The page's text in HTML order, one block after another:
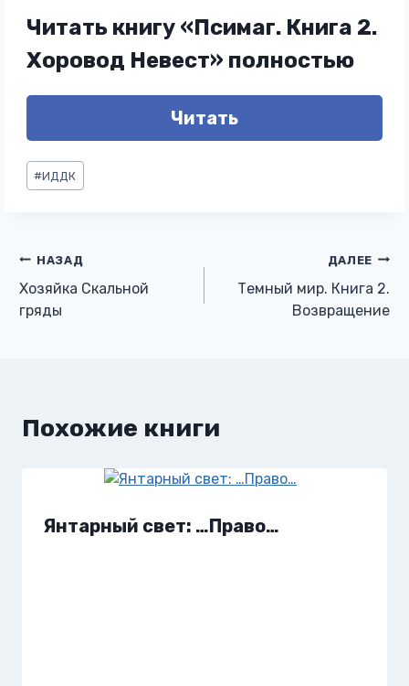
Читать книгу «Псимаг. Книга 2.
Хоровод Невест» полностью
Читать
Метки
записи:
#ИДДК
Навигация
по
НАЗАД
Хозяйка Скальной
гряды
ДАЛЕЕ
Темный мир. Книга 2.
Возвращение
Похожие книги
Янтарный свет: …Право…